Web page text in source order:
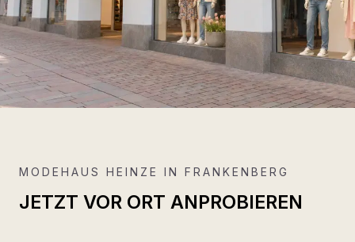
MODEHAUS HEINZE IN FRANKENBERG
JETZT VOR ORT ANPROBIEREN